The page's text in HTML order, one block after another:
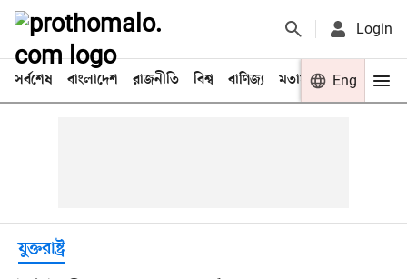
Login
সর্বশেষ বাংলাদেশ রাজনীতি বিশ্ব বাণিজ্য মতামত খেলা
Eng
যুক্তরাষ্ট্র